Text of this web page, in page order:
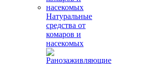
Натуральные
средства от
комаров и
насекомых